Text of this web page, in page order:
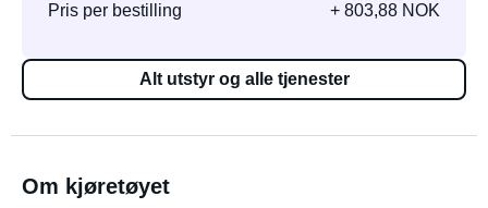
Pris per bestilling
+ 803,88 NOK
Alt utstyr og alle tjenester
Om kjøretøyet